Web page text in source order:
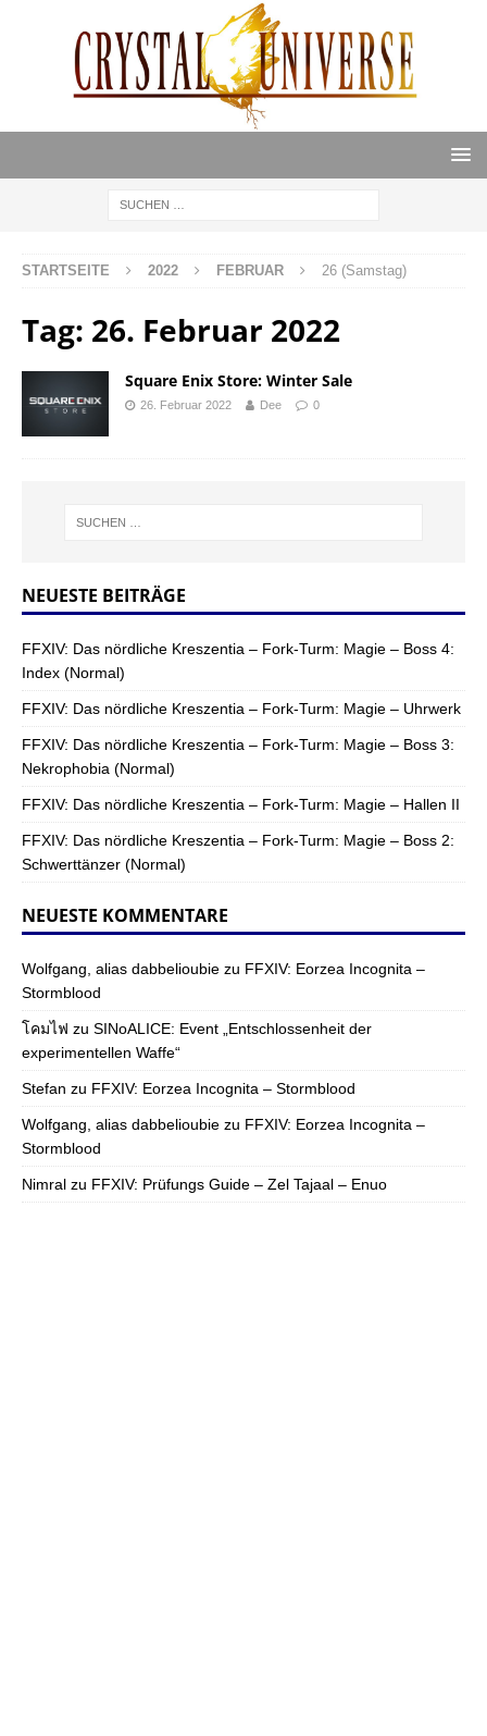
STARTSEITE 2022 FEBRUAR 26 (Samstag)
Tag: 26. Februar 2022
Square Enix Store: Winter Sale
26. Februar 2022 Dee 0
NEUESTE BEITRÄGE
FFXIV: Das nördliche Kreszentia – Fork-Turm: Magie – Boss 4:
Index (Normal)
FFXIV: Das nördliche Kreszentia – Fork-Turm: Magie – Uhrwerk
FFXIV: Das nördliche Kreszentia – Fork-Turm: Magie – Boss 3:
Nekrophobia (Normal)
FFXIV: Das nördliche Kreszentia – Fork-Turm: Magie – Hallen II
FFXIV: Das nördliche Kreszentia – Fork-Turm: Magie – Boss 2:
Schwerttänzer (Normal)
NEUESTE KOMMENTARE
Wolfgang, alias dabbelioubie zu FFXIV: Eorzea Incognita –
Stormblood
โคมไฟ zu SINoALICE: Event „Entschlossenheit der
experimentellen Waffe“
Stefan zu FFXIV: Eorzea Incognita – Stormblood
Wolfgang, alias dabbelioubie zu FFXIV: Eorzea Incognita –
Stormblood
Nimral zu FFXIV: Prüfungs Guide – Zel Tajaal – Enuo